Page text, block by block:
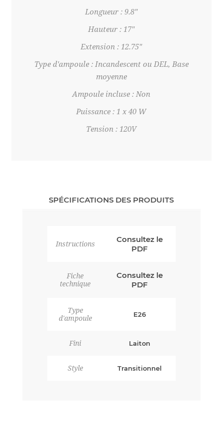
Longueur : 9.8"
Hauteur : 17"
Extension : 12.75"
Type d'ampoule : Incandescent ou DEL, Base
moyenne
Ampoule incluse : Non
Puissance : 1 x 40 W
Tension : 120V
SPÉCIFICATIONS DES PRODUITS
Instructions
Consultez le
PDF
Fiche
technique
Consultez le
PDF
Type
d'ampoule
E26
Fini Laiton
Style Transitionnel